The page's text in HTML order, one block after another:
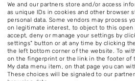
Beauty Nails by Mai
Hinthamerstraat 193
5211ML 's-Hertogenbosch
Op 1,56 km afstand
We and our partners store and/or access
as unique IDs in cookies and other browser
personal data. Some vendors may process
on legitimate interest, to object to this open
accept, deny or manage your settings by
settings" button or at any time by clicking
the left bottom corner of the website. To
on the fingerprint or the link in the footer of
My data menu item, on that page you can
These choices will be signaled to our